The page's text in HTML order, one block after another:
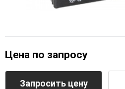
Цена по запросу
Запросить цену